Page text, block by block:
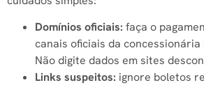
Domínios oficiais: faça o
canais oficiais da concessionária
Não digite dados em sites
Links suspeitos: ignore boletos